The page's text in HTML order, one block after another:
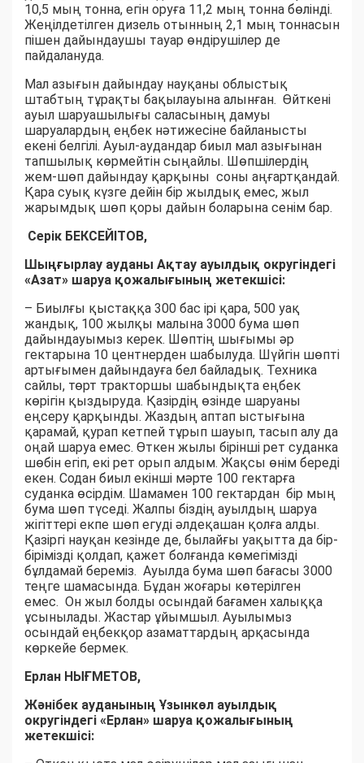
10,5 мың тонна, егін оруға 11,2 мың тонна бөлінді.
Жеңілдетілген дизель отынның 2,1 мың тоннасын
пішен дайындаушы тауар өндірушілер де
пайдалануда.
Мал азығын дайындау науқаны облыстық
штабтың тұрақты бақылауына алынған. Өйткені
ауыл шаруашылығы саласының дамуы
шаруалардың еңбек нәтижесіне байланысты
екені белгілі. Ауыл-аудандар биыл мал азығынан
тапшылық көрмейтін сыңайлы. Шөпшілердің
жем-шөп дайындау қарқыны соны аңғартқандай.
Қара суық күзге дейін бір жылдық емес, жыл
жарымдық шөп қоры дайын боларына сенім бар.
Серік БЕКСЕЙІТОВ,
Шыңғырлау ауданы Ақтау ауылдық округіндегі
«Азат» шаруа қожалығының жетекшісі:
– Биылғы қыстаққа 300 бас ірі қара, 500 уақ
жандық, 100 жылқы малына 3000 бума шөп
дайындауымыз керек. Шөптің шығымы әр
гектарына 10 центнерден шабылуда. Шүйгін шөпті
артығымен дайындауға бел байладық. Техника
сайлы, төрт тракторшы шабындықта еңбек
көрігін қыздыруда. Қазірдің өзінде шаруаны
еңсеру қарқынды. Жаздың аптап ыстығына
қарамай, қурап кетпей тұрып шауып, тасып алу да
оңай шаруа емес. Өткен жылы бірінші рет суданка
шөбін егіп, екі рет орып алдым. Жақсы өнім береді
екен. Содан биыл екінші мәрте 100 гектарға
суданка өсірдім. Шамамен 100 гектардан бір мың
бума шөп түседі. Жалпы біздің ауылдың шаруа
жігіттері екпе шөп егуді әлдеқашан қолға алды.
Қазіргі науқан кезінде де, былайғы уақытта да бір-
бірімізді қолдап, қажет болғанда көмегімізді
бұлдамай береміз. Ауылда бума шөп бағасы 3000
теңге шамасында. Бұдан жоғары көтерілген
емес. Он жыл болды осындай бағамен халыққа
ұсынылады. Жастар ұйымшыл. Ауылымыз
осындай еңбекқор азаматтардың арқасында
көркейе бермек.
Ерлан НЫҒМЕТОВ,
Жәнібек ауданының Ұзынкөл ауылдық
округіндегі «Ерлан» шаруа қожалығының
жетекшісі: